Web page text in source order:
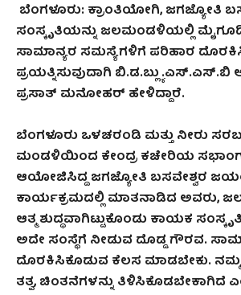
ಬೆಂಗಳೂರು:ಕ್ರಾಂತಿಯೋಗಿ,ಜಗಜ್ಯೋತಿ
ಸಂಸ್ಕೃತಿಯನ್ನು ಜಲಮಂಡಳಿಯಲ್ಲಿ
ಸಾಮಾನ್ಯರ ಸಮಸ್ಯೆಗಳಿಗೆ ಪರಿಹಾರ
ಪ್ರಯತ್ನಿಸುವುದಾಗಿ ಬಿ.ಡ.ಬ್ಲ್ಯು.ಎಸ್.ಎಸ್.ಬಿ
ಪ್ರಸಾತ್ ಮನೋಹರ್ ಹೇಳಿದ್ದಾರೆ.
ಬೆಂಗಳೂರು ಒಳಚರಂಡಿ ಮತ್ತು ನೀರು
ಮಂಡಳಿಯಿಂದ ಕೇಂದ್ರ ಕಚೇರಿಯ
ಆಯೋಜಿಸಿದ್ದ ಜಗಜ್ಯೋತಿ ಬಸವೇಶ್ವರ
ಕಾರ್ಯಕ್ರಮದಲ್ಲಿ ಮಾತನಾಡಿದ ಅವರು,
ಆತ್ಮ ಶುದ್ಧವಾಗಿಟ್ಟುಕೊಂಡು ಕಾಯಕ
ಅದೇ ಸಂಸ್ಥೆಗೆ ನೀಡುವ ದೊಡ್ಡ ಗೌರವ.
ದೊರಕಿಸಿಕೊಡುವ ಕೆಲಸ ಮಾಡಬೇಕು.
ತತ್ವ,ಚಿಂತನೆಗಳನ್ನು ತಿಳಿಸಿಕೊಡಬೇಕಾಗಿದೆ